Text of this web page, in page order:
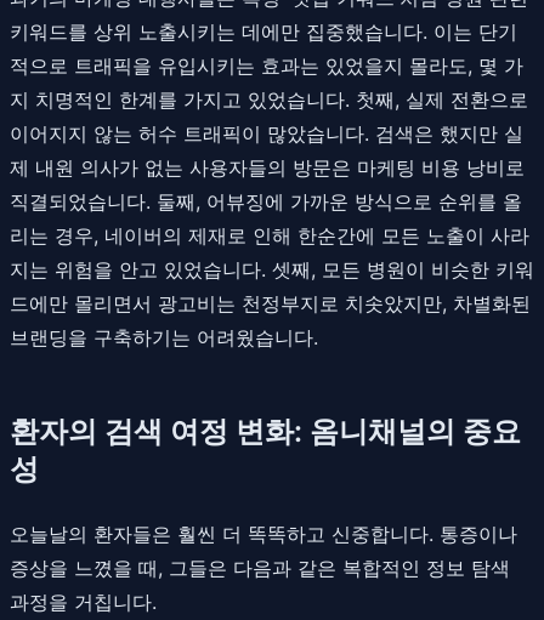
키워드를 상위 노출시키는 데에만 집중했습니다. 이는 단기
적으로 트래픽을 유입시키는 효과는 있었을지 몰라도, 몇 가
지 치명적인 한계를 가지고 있었습니다. 첫째, 실제 전환으로
이어지지 않는 허수 트래픽이 많았습니다. 검색은 했지만 실
제 내원 의사가 없는 사용자들의 방문은 마케팅 비용 낭비로
직결되었습니다. 둘째, 어뷰징에 가까운 방식으로 순위를 올
리는 경우, 네이버의 제재로 인해 한순간에 모든 노출이 사라
지는 위험을 안고 있었습니다. 셋째, 모든 병원이 비슷한 키워
드에만 몰리면서 광고비는 천정부지로 치솟았지만, 차별화된
브랜딩을 구축하기는 어려웠습니다.
환자의 검색 여정 변화: 옴니채널의 중요
성
오늘날의 환자들은 훨씬 더 똑똑하고 신중합니다. 통증이나
증상을 느꼈을 때, 그들은 다음과 같은 복합적인 정보 탐색
과정을 거칩니다.